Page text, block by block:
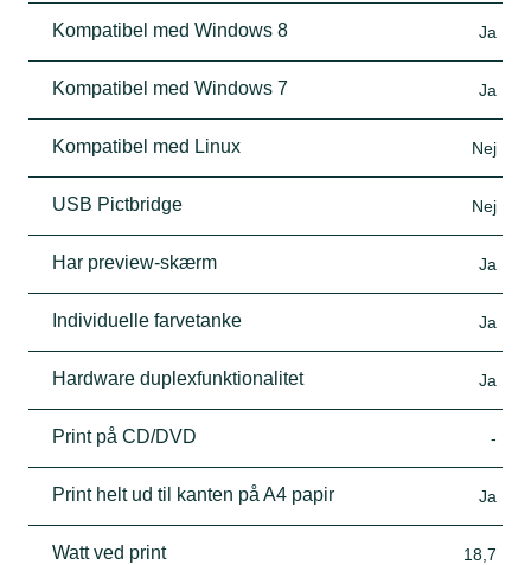
Kompatibel med Windows 8 Ja
Kompatibel med Windows 7 Ja
Kompatibel med Linux Nej
USB Pictbridge Nej
Har preview-skærm Ja
Individuelle farvetanke Ja
Hardware duplexfunktionalitet Ja
Print på CD/DVD -
Print helt ud til kanten på A4 papir Ja
Watt ved print 18,7